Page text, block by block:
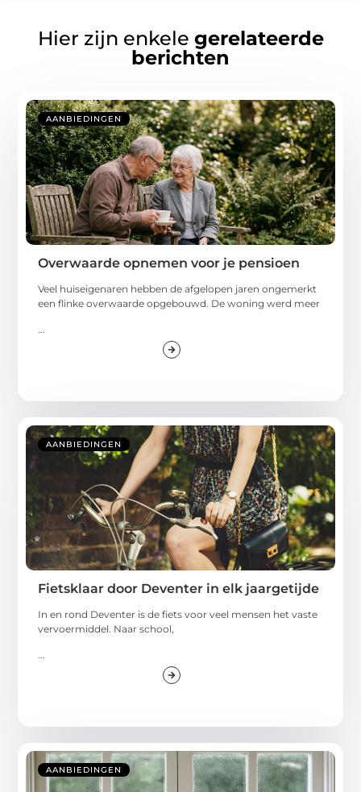
Hier zijn enkele gerelateerde
berichten
AANBIEDINGEN
Overwaarde opnemen voor je pensioen
Veel huiseigenaren hebben de afgelopen jaren ongemerkt
een flinke overwaarde opgebouwd. De woning werd meer
...
AANBIEDINGEN
Fietsklaar door Deventer in elk jaargetijde
In en rond Deventer is de fiets voor veel mensen het vaste
vervoermiddel. Naar school,
...
AANBIEDINGEN